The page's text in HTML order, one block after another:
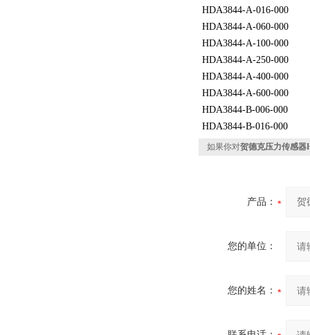
HDA3844-A-016-000
HDA3844-A-060-000
HDA3844-A-100-000
HDA3844-A-250-000
HDA3844-A-400-000
HDA3844-A-600-000
HDA3844-B-006-000
HDA3844-B-016-000
如果你对贺德克压力传感器
产品：
您的单位：
您的姓名：